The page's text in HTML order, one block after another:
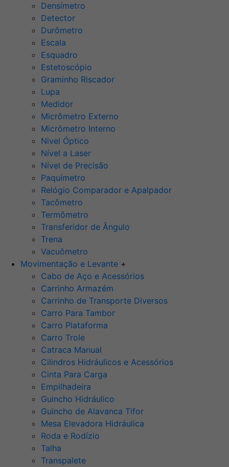
Densímetro
Detector
Durômetro
Escala
Esquadro
Estetoscópio
Graminho Riscador
Lupa
Medidor
Micrômetro Externo
Micrômetro Interno
Nivel Óptico
Nível a Laser
Nível de Precisão
Paquímetro
Relógio Comparador e Apalpador
Tacômetro
Termômetro
Transferidor de Ângulo
Trena
Vacuômetro
Movimentação e Levante +
Cabo de Aço e Acessórios
Carrinho Armazém
Carrinho de Transporte Diversos
Carro Para Tambor
Carro Plataforma
Carro Trole
Catraca Manual
Cilindros Hidráulicos e Acessórios
Cinta Para Carga
Empilhadeira
Guincho Hidráulico
Guincho de Alavanca Tifor
Mesa Elevadora Hidráulica
Roda e Rodízio
Talha
Transpalete